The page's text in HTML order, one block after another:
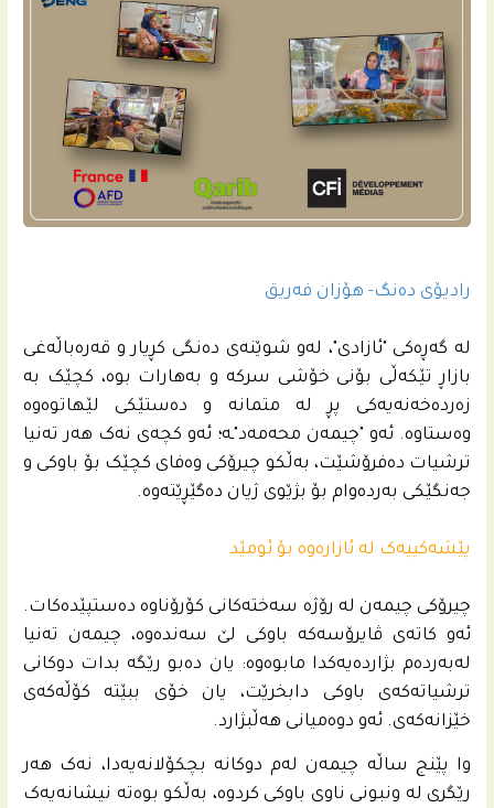
رادیۆی ده‌نگ- هۆزان فه‌ریق
لە گەڕەکی "ئازادی"، لەو شوێنەی دەنگی کڕیار و قەرەباڵه‌غی
بازاڕ تێکەڵی بۆنی خۆشی سرکە و بەهارات بوە، کچێک بە
زەردەخەنەیەکی پڕ لە متمانە و دەستێکی لێهاتوەوە
وەستاوە. ئەو "چیمەن محەمەد"ـە؛ ئەو کچەی نەک هەر تەنیا
ترشیات دەفرۆشێت، بەڵکو چیرۆکی وەفای کچێک بۆ باوکی و
جەنگێکی بەردەوام بۆ بژێوی ژیان دەگێڕێتەوە.
پێشەکییەک لە ئازارەوە بۆ ئومێد
چیرۆکی چیمەن لە رۆژە سەختەکانی کۆرۆناوە دەستپێدەکات.
ئەو کاتەی ڤایرۆسەکە باوکی لێ سەندەوە، چیمەن تەنیا
لەبەردەم بژاردەیەکدا مابوەوە: یان دەبو رێگە بدات دوکانی
ترشیاتەکەی باوکی دابخرێت، یان خۆی ببێتە کۆڵەکەی
خێزانەکەی. ئەو دوەمیانی هەڵبژارد.
وا پێنج ساڵە چیمەن لەم دوکانە بچکۆلانەیەدا، نەک هەر
رێگری لە ونبونی ناوی باوکی کردوە، بەڵکو بوەتە نیشانەیەک